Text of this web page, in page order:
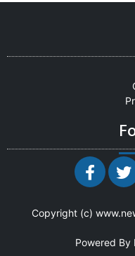
Copyright (c)
Powered By